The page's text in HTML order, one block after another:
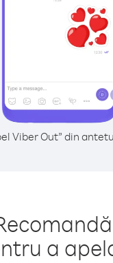
Viber Out” din
a